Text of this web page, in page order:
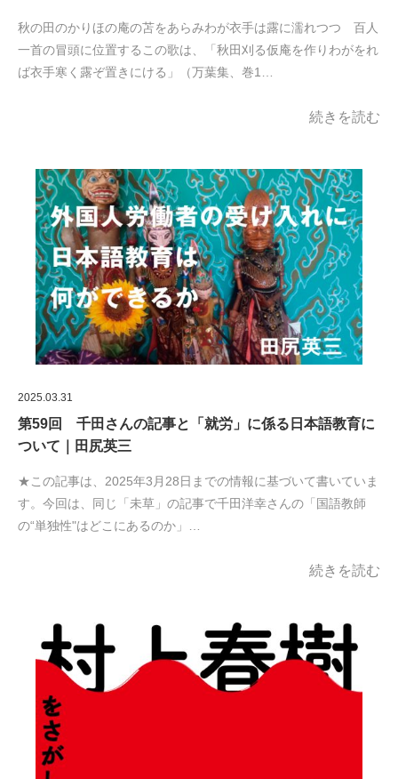
秋の田のかりほの庵の苫をあらみわが衣手は露に濡れつつ 百人
一首の冒頭に位置するこの歌は、「秋田刈る仮庵を作りわがをれ
ば衣手寒く露ぞ置きにける」（万葉集、巻1…
続きを読む
2025.03.31
第59回 千田さんの記事と「就労」に係る日本語教育に
ついて｜田尻英三
★この記事は、2025年3月28日までの情報に基づいて書いていま
す。今回は、同じ「未草」の記事で千田洋幸さんの「国語教師
の“単独性"はどこにあるのか」…
続きを読む